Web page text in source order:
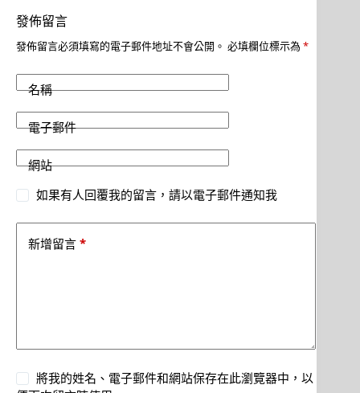
發佈留言
發佈留言必須填寫的電子郵件地址不會公開。 必填欄位標示為 *
名稱
電子郵件
網站
如果有人回覆我的留言，請以電子郵件通知我
新增留言 *
將我的姓名、電子郵件和網站保存在此瀏覽器中，以